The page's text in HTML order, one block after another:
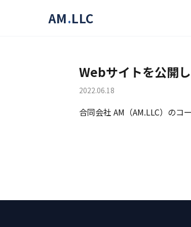
AM.LLC
Webサイトを公開
2022.06.18
合同会社 AM（AM.LLC）の